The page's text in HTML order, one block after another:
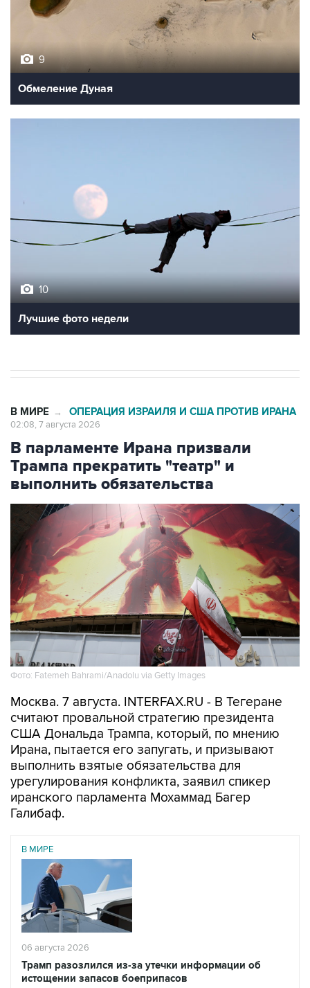
9
Обмеление Дуная
10
Лучшие фото недели
В МИРЕ → ОПЕРАЦИЯ ИЗРАИЛЯ И США ПРОТИВ ИРАНА
02:08, 7 августа 2026
В парламенте Ирана призвали
Трампа прекратить "театр" и
выполнить обязательства
Фото: Fatemeh Bahrami/Anadolu via Getty Images
Москва. 7 августа. INTERFAX.RU - В Тегеране
считают провальной стратегию президента
США Дональда Трампа, который, по мнению
Ирана, пытается его запугать, и призывают
выполнить взятые обязательства для
урегулирования конфликта, заявил спикер
иранского парламента Мохаммад Багер
Галибаф.
В МИРЕ
06 августа 2026
Трамп разозлился из-за утечки информации об
истощении запасов боеприпасов